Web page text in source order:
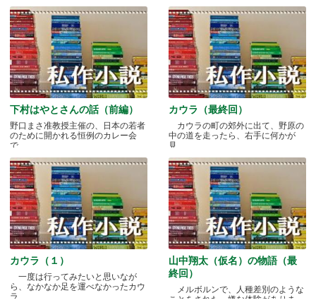
下村はやとさんの話（前編）
野口まさ准教授主催の、日本の若者
のために開かれる恒例のカレー会
で.....
カウラ（最終回）
カウラの町の郊外に出て、野原の
中の道を走ったら、右手に何かが
見.....
カウラ（１）
一度は行ってみたいと思いなが
ら、なかなか足を運べなかったカウ
ラ.....
山中翔太（仮名）の物語（最
終回）
メルボルンで、人種差別のような
ことをされた、嫌な体験がありま